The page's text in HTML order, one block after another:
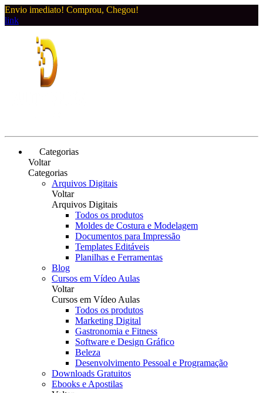
Envio imediato! Comprou, Chegou!
link
Categorias
Voltar
Categorias
Arquivos Digitais
Voltar
Arquivos Digitais
Todos os produtos
Moldes de Costura e Modelagem
Documentos para Impressão
Templates Editáveis
Planilhas e Ferramentas
Blog
Cursos em Vídeo Aulas
Voltar
Cursos em Vídeo Aulas
Todos os produtos
Marketing Digital
Gastronomia e Fitness
Software e Design Gráfico
Beleza
Desenvolvimento Pessoal e Programação
Downloads Gratuitos
Ebooks e Apostilas